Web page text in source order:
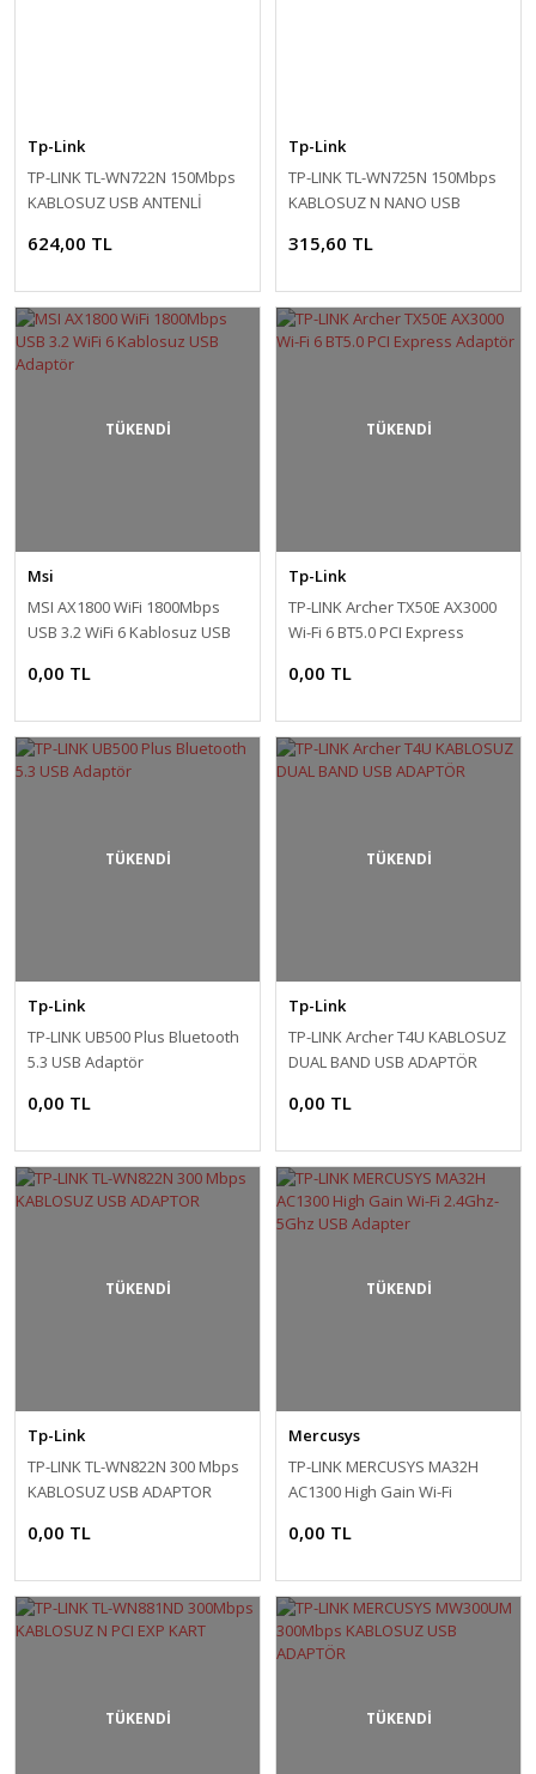
Tp-Link
TP-LINK TL-WN722N 150Mbps
KABLOSUZ USB ANTENLİ
624,00 TL
Tp-Link
TP-LINK TL-WN725N 150Mbps
KABLOSUZ N NANO USB
315,60 TL
TÜKENDİ
Msi
MSI AX1800 WiFi 1800Mbps
USB 3.2 WiFi 6 Kablosuz USB
0,00 TL
TÜKENDİ
Tp-Link
TP-LINK Archer TX50E AX3000
Wi-Fi 6 BT5.0 PCI Express
0,00 TL
TÜKENDİ
Tp-Link
TP-LINK UB500 Plus Bluetooth
5.3 USB Adaptör
0,00 TL
TÜKENDİ
Tp-Link
TP-LINK Archer T4U KABLOSUZ
DUAL BAND USB ADAPTÖR
0,00 TL
TÜKENDİ
Tp-Link
TP-LINK TL-WN822N 300 Mbps
KABLOSUZ USB ADAPTOR
0,00 TL
TÜKENDİ
Mercusys
TP-LINK MERCUSYS MA32H
AC1300 High Gain Wi-Fi
0,00 TL
TÜKENDİ TÜKENDİ